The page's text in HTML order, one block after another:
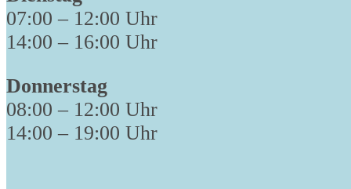
07:00 – 12:00 Uhr
14:00 – 16:00 Uhr
Donnerstag
08:00 – 12:00 Uhr
14:00 – 19:00 Uhr